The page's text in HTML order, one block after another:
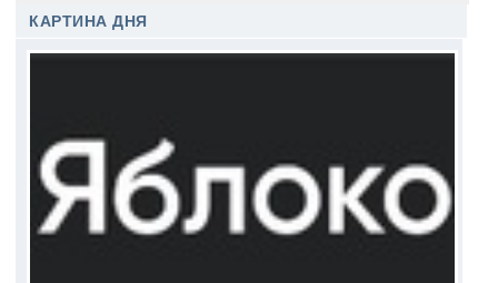
КАРТИНА ДНЯ